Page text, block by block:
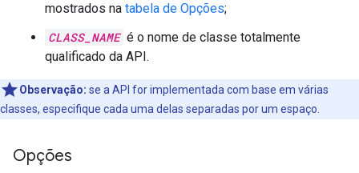
mostrados na tabela de Opções;
CLASS_NAME é o nome de classe totalmente
qualificado da API.
Observação: se a API for implementada com base em várias
classes, especifique cada uma delas separadas por um espaço.
Opções